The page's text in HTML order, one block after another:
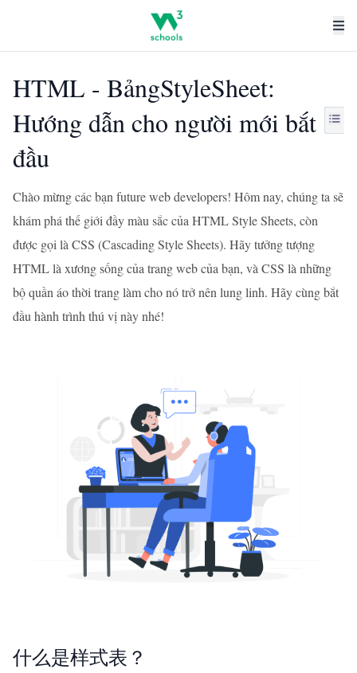
HTML - BảngStyleSheet:
Hướng dẫn cho người mới bắt
đầu
Chào mừng các bạn future web developers! Hôm nay, chúng ta sẽ
khám phá thế giới đầy màu sắc của HTML Style Sheets, còn
được gọi là CSS (Cascading Style Sheets). Hãy tưởng tượng
HTML là xương sống của trang web của bạn, và CSS là những
bộ quần áo thời trang làm cho nó trở nên lung linh. Hãy cùng bắt
đầu hành trình thú vị này nhé!
什么是样式表？